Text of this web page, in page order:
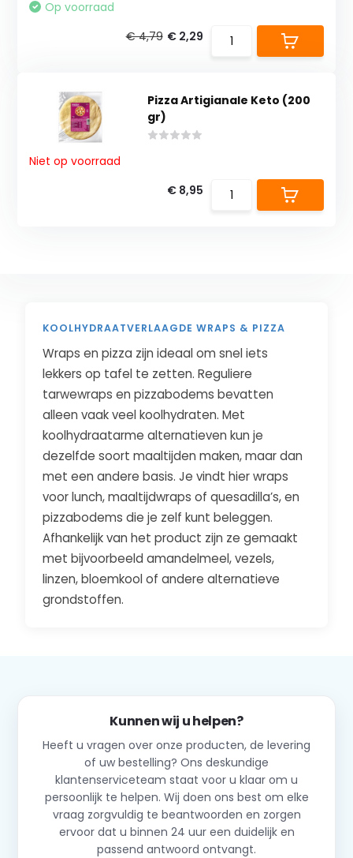
Op voorraad
€ 4,79 € 2,29
Pizza Artigianale Keto (200
gr)
Niet op voorraad
€ 8,95
KOOLHYDRAATVERLAAGDE WRAPS & PIZZA
Wraps en pizza zijn ideaal om snel iets
lekkers op tafel te zetten. Reguliere
tarwewraps en pizzabodems bevatten
alleen vaak veel koolhydraten. Met
koolhydraatarme alternatieven kun je
dezelfde soort maaltijden maken, maar dan
met een andere basis. Je vindt hier wraps
voor lunch, maaltijdwraps of quesadilla’s, en
pizzabodems die je zelf kunt beleggen.
Afhankelijk van het product zijn ze gemaakt
met bijvoorbeeld amandelmeel, vezels,
linzen, bloemkool of andere alternatieve
grondstoffen.
Kunnen wij u helpen?
Heeft u vragen over onze producten, de levering
of uw bestelling? Ons deskundige
klantenserviceteam staat voor u klaar om u
persoonlijk te helpen. Wij doen ons best om elke
vraag zorgvuldig te beantwoorden en zorgen
ervoor dat u binnen 24 uur een duidelijk en
passend antwoord ontvangt.